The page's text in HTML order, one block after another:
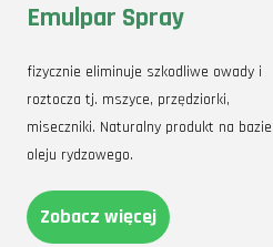
Emulpar Spray
fizycznie eliminuje szkodliwe owady i
roztocza tj. mszyce, przędziorki,
miseczniki. Naturalny produkt na bazie
oleju rydzowego.
Zobacz więcej